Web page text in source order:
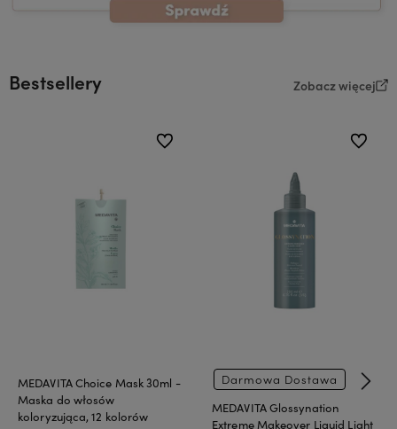
Bestsellery Zobacz więcej
MEDAVITA Choice Mask 30ml -
Maska do włosów
koloryzująca, 12 kolorów
do ulubionych
Darmowa Dostawa
MEDAVITA Glossynation
Extreme Makeover Liquid Light
do